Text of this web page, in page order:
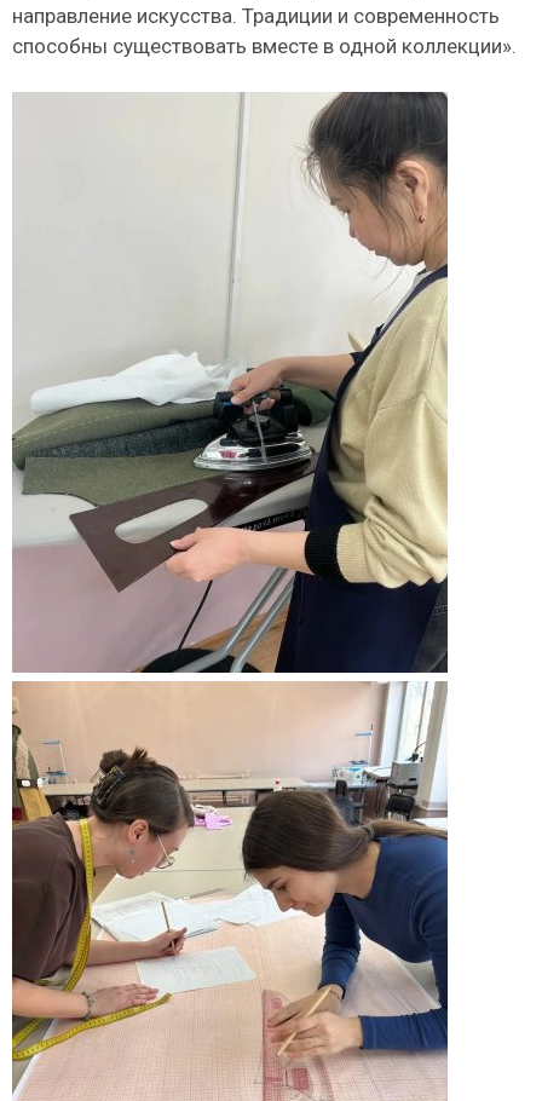
направление искусства. Традиции и современность
способны существовать вместе в одной коллекции».